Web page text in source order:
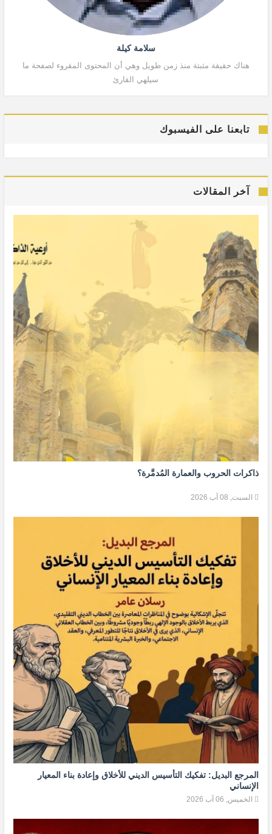
سلامة كيلة
هناك حقيقة مثبتة منذ زمن طويل وهي أن المحتوى المقروء لصفحة ما
سيلهي القارئ
تابعنا على الفيسبوك
آخر المقالات
ذاكرات الحروب والعمارة المُدمَّرة؟
السبت, 08 آب 2026
المرجع البديل: تفكيك التأسيس الديني للأخلاق وإعادة بناء المعيار
الإنساني
الخميس, 06 آب 2026